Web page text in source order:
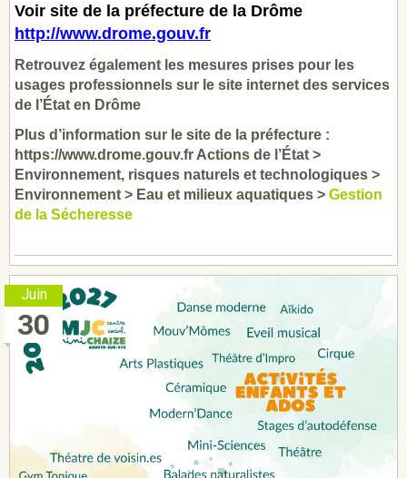
Voir site de la préfecture de la Drôme
http://www.drome.gouv.fr
Retrouvez également les mesures prises pour les
usages professionnels sur le site internet des services
de l’État en Drôme
Plus d’information sur le site de la préfecture :
https://www.drome.gouv.fr Actions de l’État >
Environnement, risques naturels et technologiques >
Environnement > Eau et milieux aquatiques > Gestion
de la Sécheresse
30
Juin